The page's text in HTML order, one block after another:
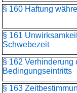
§ 160 Haftung
§ 161
Schwebezeit
§ 162 Verhinderung
Bedingungseintritts
§ 163